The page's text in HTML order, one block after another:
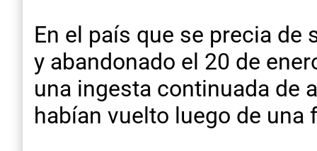
En el país que se precia
y abandonado el 20 de
una ingesta continuada de
habían vuelto luego de